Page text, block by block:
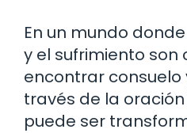
En un mundo
y el sufrimiento son
encontrar consuelo
través de la
puede ser